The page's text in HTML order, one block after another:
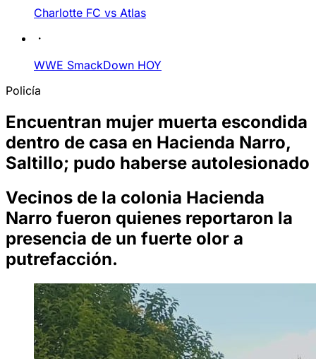
Charlotte FC vs Atlas
WWE SmackDown HOY
Policía
Encuentran mujer muerta escondida
dentro de casa en Hacienda Narro,
Saltillo; pudo haberse autolesionado
Vecinos de la colonia Hacienda
Narro fueron quienes reportaron la
presencia de un fuerte olor a
putrefacción.